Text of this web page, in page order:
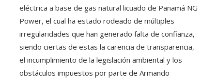
eléctrica a base de gas natural licuado de Panamá NG
Power, el cual ha estado rodeado de múltiples
irregularidades que han generado falta de confianza,
siendo ciertas de estas la carencia de transparencia,
el incumplimiento de la legislación ambiental y los
obstáculos impuestos por parte de Armando